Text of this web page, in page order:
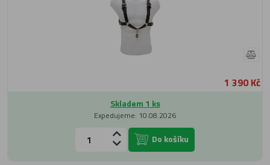
1 390 Kč
Skladem 1 ks
Expedujeme: 10.08.2026
Do košíku